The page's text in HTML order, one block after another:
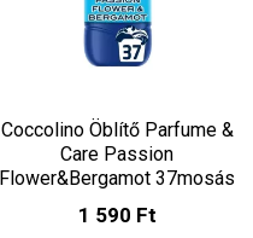
Coccolino Öblítő Parfume &
Care Passion
Flower&Bergamot 37mosás
925ml
1 590 Ft